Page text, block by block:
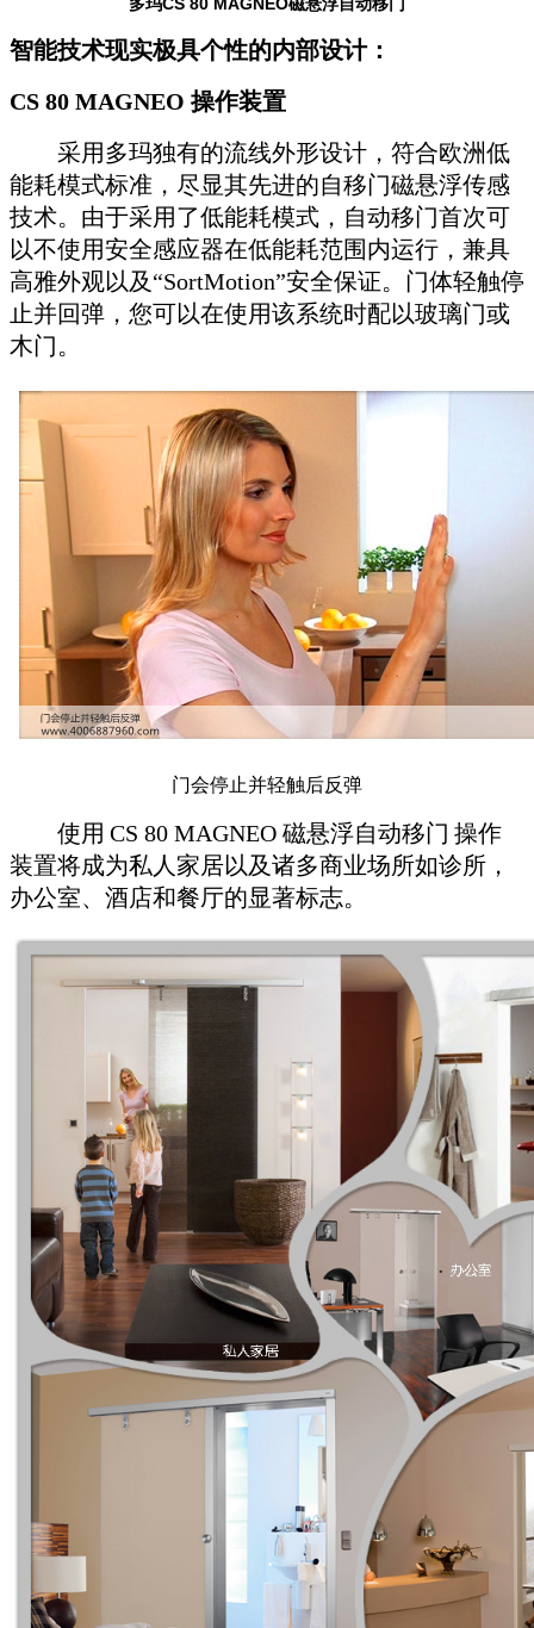
智能技术现实极具个性的内部设计：
CS 80 MAGNEO 操作装置
采用多玛独有的流线外形设计，符合欧洲低
能耗模式标准，尽显其先进的自移门磁悬浮传感
技术。由于采用了低能耗模式，自动移门首次可
以不使用安全感应器在低能耗范围内运行，兼具
高雅外观以及“SortMotion”安全保证。门体轻触停
止并回弹，您可以在使用该系统时配以玻璃门或
木门。
门会停止并轻触后反弹
使用 CS 80 MAGNEO 磁悬浮自动移门 操作
装置将成为私人家居以及诸多商业场所如诊所，
办公室、酒店和餐厅的显著标志。